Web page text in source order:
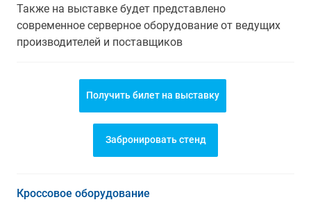
Также на выставке будет представлено
современное серверное оборудование от ведущих
производителей и поставщиков
Получить билет на выставку
Забронировать стенд
Кроссовое оборудование